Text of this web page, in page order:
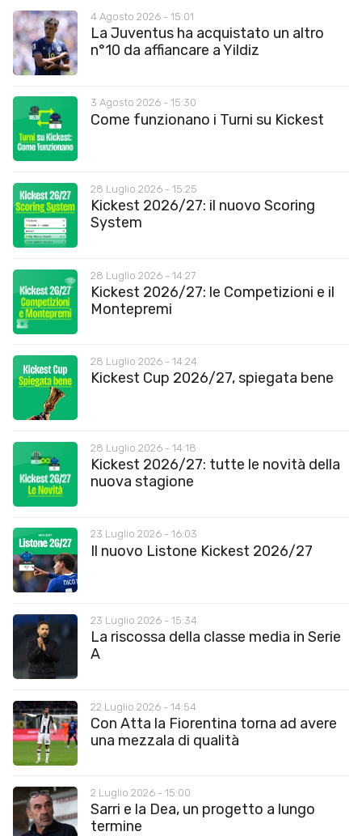
4 Agosto 2026 - 15:01
La Juventus ha acquistato un altro
n°10 da affiancare a Yildiz
3 Agosto 2026 - 15:30
Come funzionano i Turni su Kickest
28 Luglio 2026 - 15:25
Kickest 2026/27: il nuovo Scoring
System
28 Luglio 2026 - 14:27
Kickest 2026/27: le Competizioni e il
Montepremi
28 Luglio 2026 - 14:24
Kickest Cup 2026/27, spiegata bene
28 Luglio 2026 - 14:18
Kickest 2026/27: tutte le novità della
nuova stagione
23 Luglio 2026 - 16:03
Il nuovo Listone Kickest 2026/27
23 Luglio 2026 - 15:34
La riscossa della classe media in Serie
A
22 Luglio 2026 - 14:54
Con Atta la Fiorentina torna ad avere
una mezzala di qualità
2 Luglio 2026 - 15:00
Sarri e la Dea, un progetto a lungo
termine